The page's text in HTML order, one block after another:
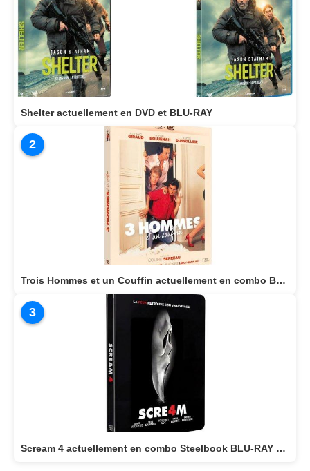
Shelter actuellement en DVD et BLU-RAY
2
Trois Hommes et un Couffin actuellement en combo BLU-RAY/DVD
3
Scream 4 actuellement en combo Steelbook BLU-RAY 4K + BLU-RAY